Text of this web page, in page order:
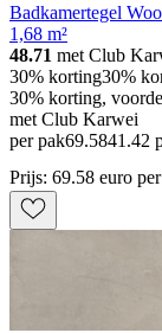
Badkamertegel
1,68 m²
48.71 met Club
30% korting30%
30% korting,
met Club Karwei
per pak69.5841.42
Prijs: 69.58 euro